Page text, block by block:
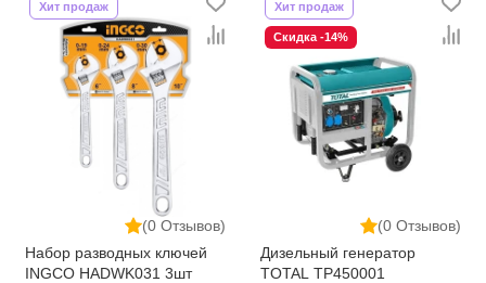
(0 Отзывов)
Хит продаж
Набор разводных ключей
INGCO HADWK031 3шт
(0 Отзывов)
Хит продаж
Скидка -14%
Дизельный генератор
TOTAL TP450001